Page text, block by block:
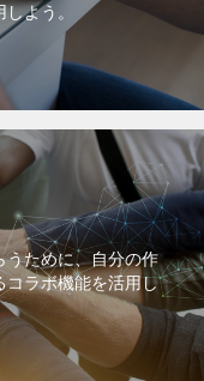
よう。
うために、自分の作
コラボ機能を活用し